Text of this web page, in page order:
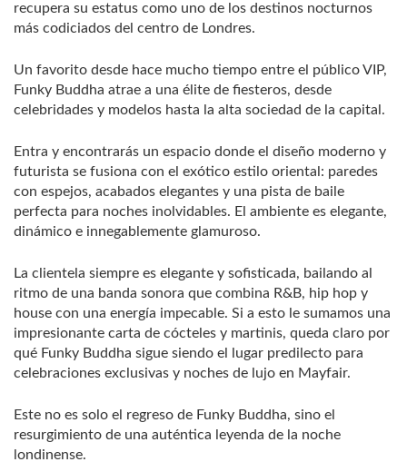
recupera su estatus como uno de los destinos nocturnos
más codiciados del centro de Londres.
Un favorito desde hace mucho tiempo entre el público VIP,
Funky Buddha atrae a una élite de fiesteros, desde
celebridades y modelos hasta la alta sociedad de la capital.
Entra y encontrarás un espacio donde el diseño moderno y
futurista se fusiona con el exótico estilo oriental: paredes
con espejos, acabados elegantes y una pista de baile
perfecta para noches inolvidables. El ambiente es elegante,
dinámico e innegablemente glamuroso.
La clientela siempre es elegante y sofisticada, bailando al
ritmo de una banda sonora que combina R&B, hip hop y
house con una energía impecable. Si a esto le sumamos una
impresionante carta de cócteles y martinis, queda claro por
qué Funky Buddha sigue siendo el lugar predilecto para
celebraciones exclusivas y noches de lujo en Mayfair.
Este no es solo el regreso de Funky Buddha, sino el
resurgimiento de una auténtica leyenda de la noche
londinense.